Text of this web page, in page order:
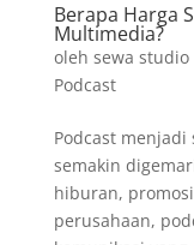
Berapa Harga
Multimedia?
oleh sewa studio
Podcast
Podcast
semakin
hiburan,
perusahaan,